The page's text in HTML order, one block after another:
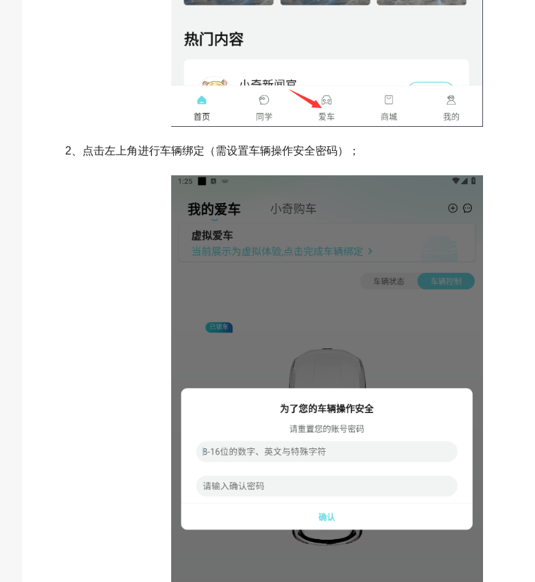
2、点击左上角进行车辆绑定（需设置车辆操作安全密码）；